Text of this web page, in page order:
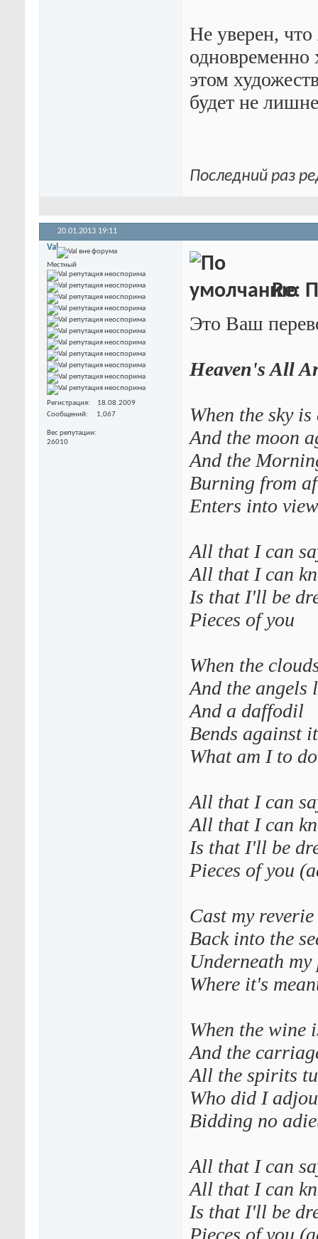
Не уверен,
одновременно
этом
будет не
Последний раз
20.01.2013 19:11
Val
Местный
Регистрация
18.08.2009
Сообщений
1,067
Вес репутации
26010
Re:
Это Ваш
Heaven's All
When the sky
And the moon
And the
Burning from
Enters into view
All that I can
All that I can
Is that I'll be
Pieces of you
When the
And the angels
And a daffodil
Bends against
What am I to
All that I can
All that I can
Is that I'll be
Pieces of you
Cast my reverie
Back into the
Underneath
Where it's
When the wine
And the
All the spirits
Who did I
Bidding no
All that I can
All that I can
Is that I'll be
Pieces of you